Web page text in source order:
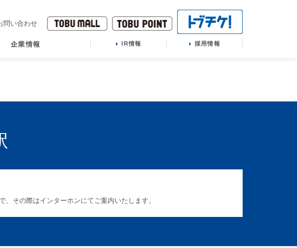
企業情報 IR情報 採用情報
問い合わせ
その際はインターホンにてご案内いたします。